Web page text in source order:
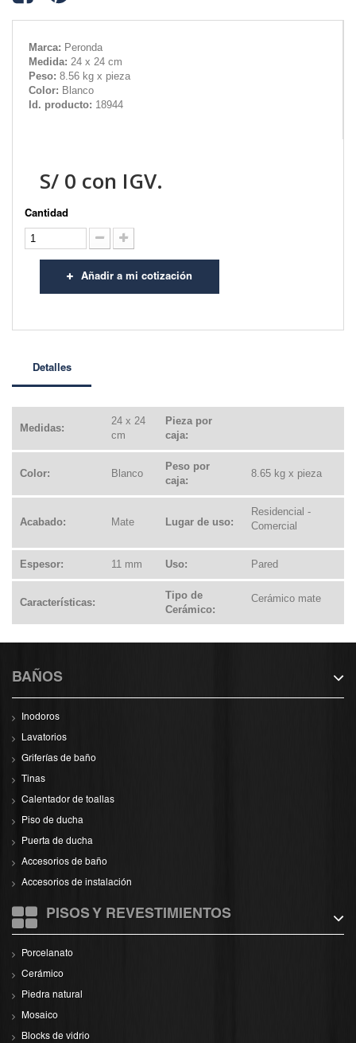
Marca: Peronda
Medida: 24 x 24 cm
Peso: 8.56 kg x pieza
Color: Blanco
Id. producto: 18944
S/ 0 con IGV.
Cantidad
Añadir a mi cotización
Detalles
Medidas:
24 x 24
cm
Pieza por
caja:
Color: Blanco
Peso por
caja:
8.65 kg x pieza
Acabado: Mate Lugar de uso:
Residencial -
Comercial
Espesor: 11 mm Uso: Pared
Características:
Tipo de
Cerámico:
Cerámico mate
BAÑOS
Inodoros
Lavatorios
Griferías de baño
Tinas
Calentador de toallas
Piso de ducha
Puerta de ducha
Accesorios de baño
Accesorios de instalación
PISOS Y REVESTIMIENTOS
Porcelanato
Cerámico
Piedra natural
Mosaico
Blocks de vidrio